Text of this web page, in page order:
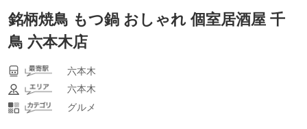
銘柄焼鳥 もつ鍋 おしゃれ 個室居酒屋 千
鳥 六本木店
六本木
六本木
グルメ